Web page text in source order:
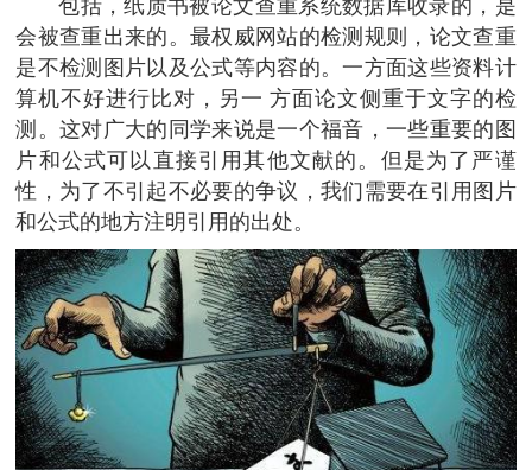
包括，纸质书被论文查重系统数据库收录的，是
会被查重出来的。最权威网站的检测规则，论文查重
是不检测图片以及公式等内容的。一方面这些资料计
算机不好进行比对，另一 方面论文侧重于文字的检
测。这对广大的同学来说是一个福音，一些重要的图
片和公式可以直接引用其他文献的。但是为了严谨
性，为了不引起不必要的争议，我们需要在引用图片
和公式的地方注明引用的出处。